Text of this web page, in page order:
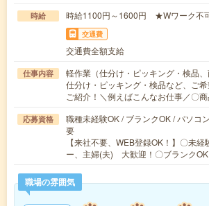
時給 時給1100円～1600円 ★Wワーク不
交通費
交通費全額支給
仕事内容
軽作業（仕分け・ピッキング・検品、
仕分け・ピッキング・検品など、ご
ご紹介！＼例えばこんなお仕事／〇
応募資格
職種未経験OK / ブランクOK / パソコ
要
【来社不要、WEB登録OK！】〇未
ー、主婦(夫) 大歓迎！〇ブランク
職場の雰囲気